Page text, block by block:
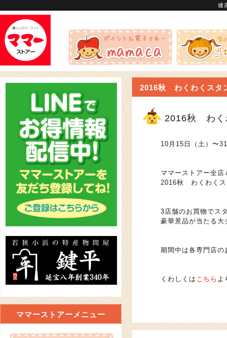
健
2016秋 わくわくスタ
2016秋 わく
10月15日（土）〜
ママーストアー全
2016秋 わくわくス
3店舗のお買物でス
豪華景品が当たる大
期間中は各専門店の
くわしくは こちら よ
ママーストアーメニュー